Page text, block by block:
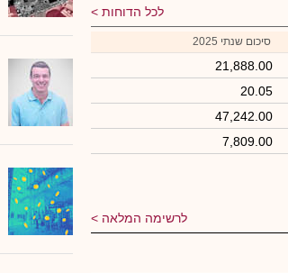
לכל הדוחות
סיכום שנתי 2025
21,888.00
20.05
47,242.00
7,809.00
לרשימה המלאה